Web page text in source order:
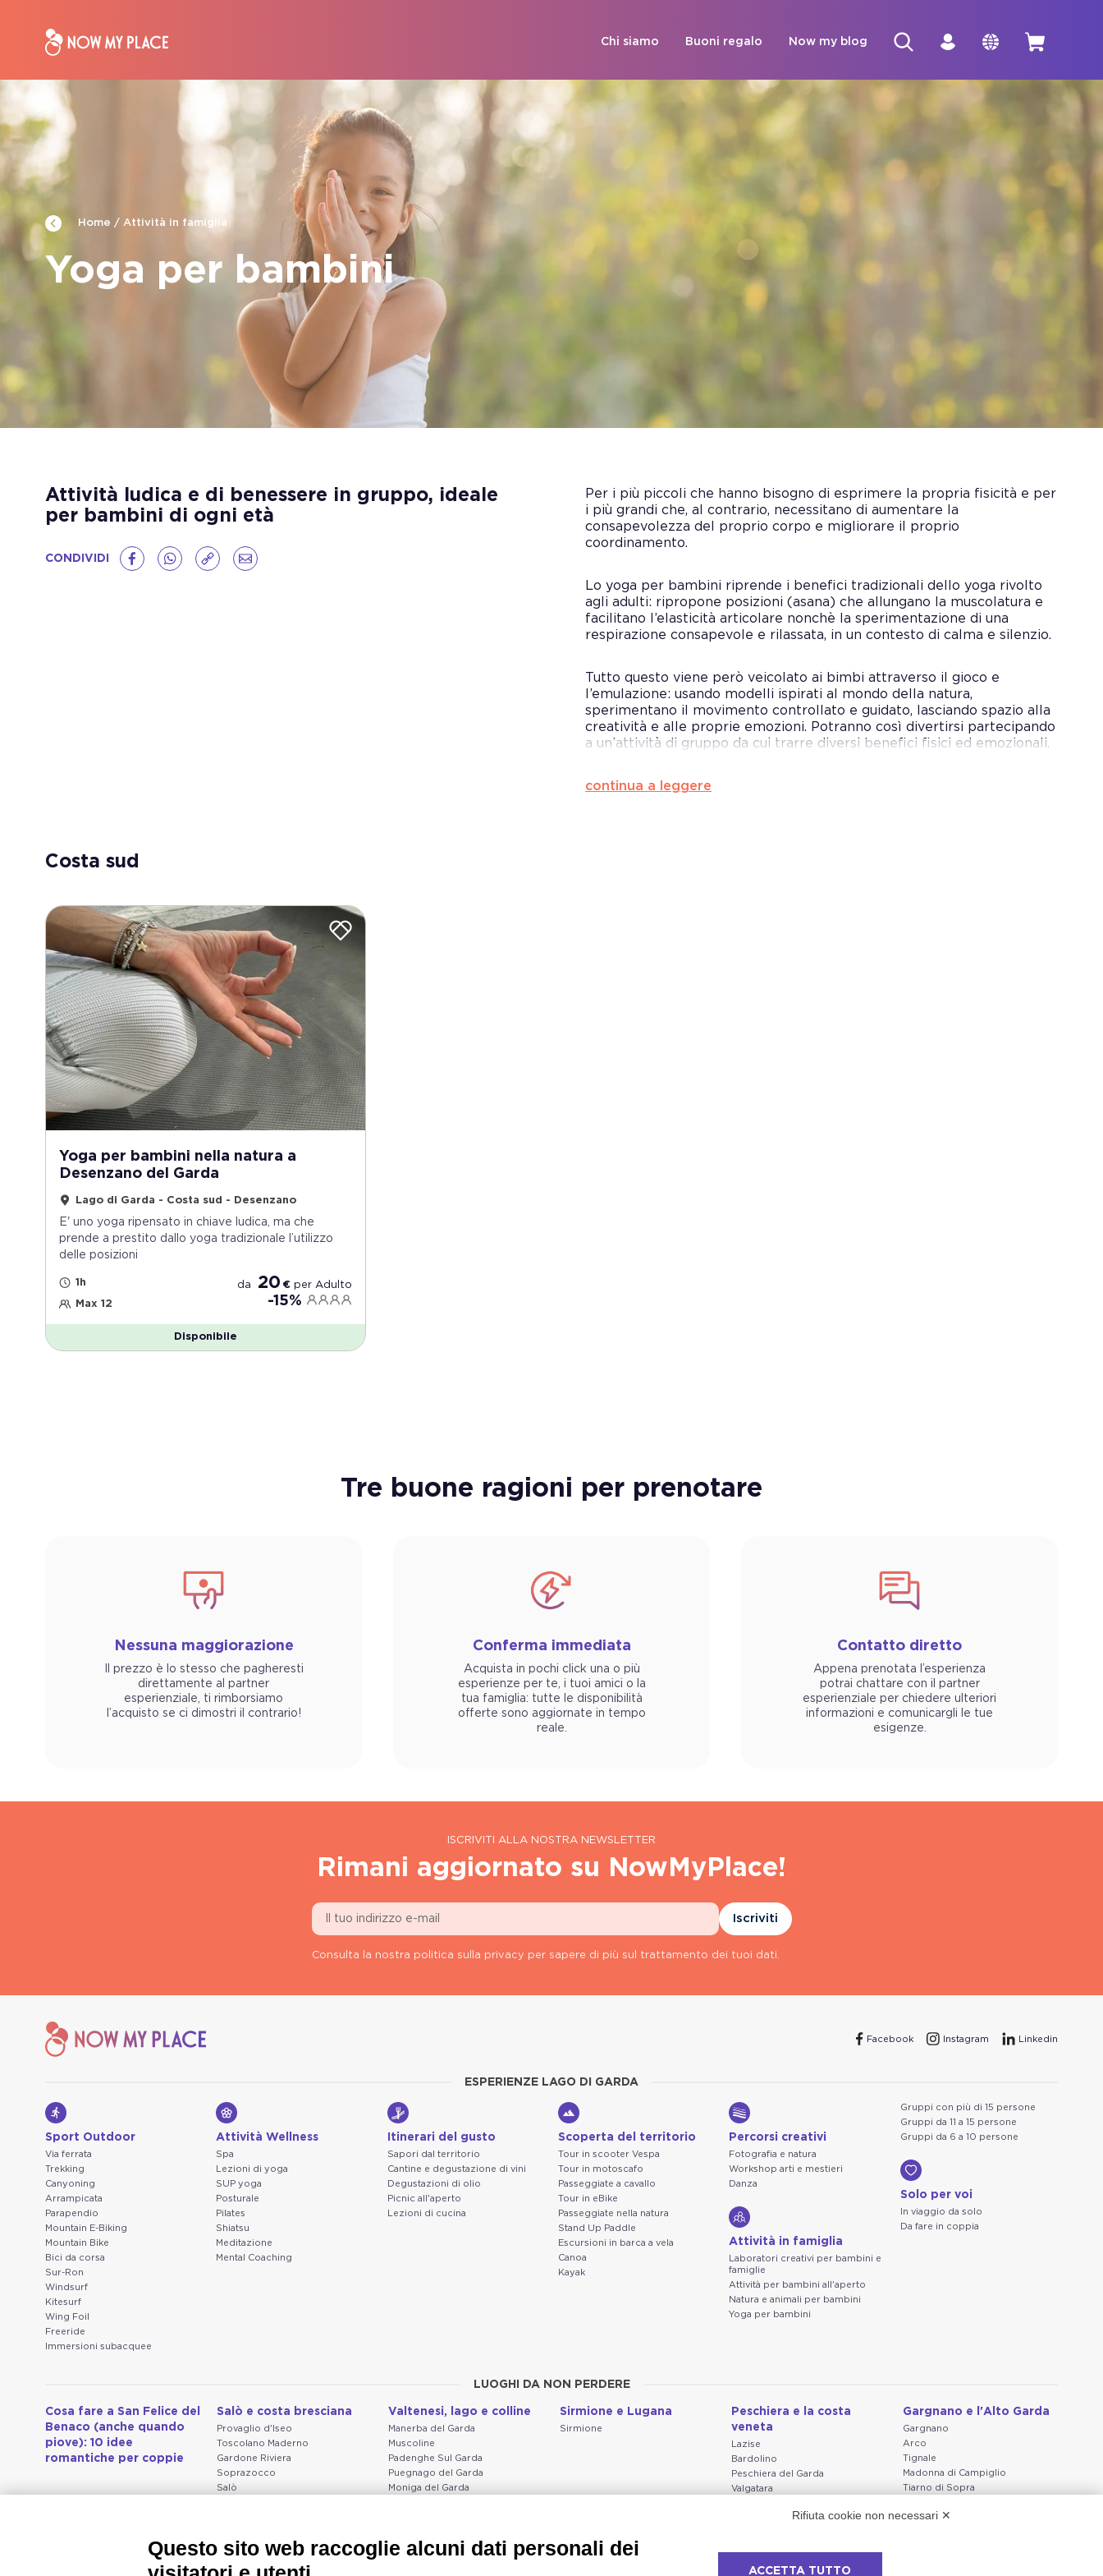
Chi siamo Buoni regalo Now my blog
Home Attività in famiglia
Yoga per bambini
Attività ludica e di benessere in gruppo, ideale
per bambini di ogni età
CONDIVIDI
Per i più piccoli che hanno bisogno di esprimere la propria fisicità e per
i più grandi che, al contrario, necessitano di aumentare la
consapevolezza del proprio corpo e migliorare il proprio
coordinamento.
Lo yoga per bambini riprende i benefici tradizionali dello yoga rivolto
agli adulti: ripropone posizioni (asana) che allungano la muscolatura e
facilitano l’elasticità articolare nonchè la sperimentazione di una
respirazione consapevole e rilassata, in un contesto di calma e silenzio.
Tutto questo viene però veicolato ai bimbi attraverso il gioco e
l’emulazione: usando modelli ispirati al mondo della natura,
sperimentano il movimento controllato e guidato, lasciando spazio alla
creatività e alle proprie emozioni. Potranno così divertirsi partecipando
a un’attività di gruppo da cui trarre diversi benefici fisici ed emozionali.
continua a leggere
Costa sud
Yoga per bambini nella natura a
Desenzano del Garda
Lago di Garda - Costa sud - Desenzano
E' uno yoga ripensato in chiave ludica, ma che
prende a prestito dallo yoga tradizionale l’utilizzo
delle posizioni
1h
Max 12
da 20 € per Adulto
-15%
Disponibile
Tre buone ragioni per prenotare
Nessuna maggiorazione
Il prezzo è lo stesso che pagheresti
direttamente al partner
esperienziale, ti rimborsiamo
l’acquisto se ci dimostri il contrario!
Conferma immediata
Acquista in pochi click una o più
esperienze per te, i tuoi amici o la
tua famiglia: tutte le disponibilità
offerte sono aggiornate in tempo
reale.
Contatto diretto
Appena prenotata l’esperienza
potrai chattare con il partner
esperienziale per chiedere ulteriori
informazioni e comunicargli le tue
esigenze.
ISCRIVITI ALLA NOSTRA NEWSLETTER
Rimani aggiornato su NowMyPlace!
Iscriviti
Consulta la nostra politica sulla privacy per sapere di più sul trattamento dei tuoi dati.
Facebook Instagram Linkedin
ESPERIENZE LAGO DI GARDA
Sport Outdoor
Via ferrata
Trekking
Canyoning
Arrampicata
Parapendio
Mountain E-Biking
Mountain Bike
Bici da corsa
Sur-Ron
Windsurf
Kitesurf
Wing Foil
Freeride
Immersioni subacquee
Attività Wellness
Spa
Lezioni di yoga
SUP yoga
Posturale
Pilates
Shiatsu
Meditazione
Mental Coaching
Itinerari del gusto
Sapori dal territorio
Cantine e degustazione di vini
Degustazioni di olio
Picnic all'aperto
Lezioni di cucina
Scoperta del territorio
Tour in scooter Vespa
Tour in motoscafo
Passeggiate a cavallo
Tour in eBike
Passeggiate nella natura
Stand Up Paddle
Escursioni in barca a vela
Canoa
Kayak
Percorsi creativi
Fotografia e natura
Workshop arti e mestieri
Danza
Attività in famiglia
Laboratori creativi per bambini e
famiglie
Attività per bambini all'aperto
Natura e animali per bambini
Yoga per bambini
Gruppi con più di 15 persone
Gruppi da 11 a 15 persone
Gruppi da 6 a 10 persone
Solo per voi
In viaggio da solo
Da fare in coppia
LUOGHI DA NON PERDERE
Cosa fare a San Felice del
Benaco (anche quando
piove): 10 idee
romantiche per coppie
Salò e costa bresciana
Provaglio d'Iseo
Toscolano Maderno
Gardone Riviera
Soprazocco
Salò
Bedizzole
Valtenesi, lago e colline
Manerba del Garda
Muscoline
Padenghe Sul Garda
Puegnago del Garda
Moniga del Garda
Sirmione e Lugana
Sirmione
Peschiera e la costa
veneta
Lazise
Bardolino
Peschiera del Garda
Valgatara
Valeggio sul Mincio
Gargnano e l'Alto Garda
Gargnano
Arco
Tignale
Madonna di Campiglio
Tiarno di Sopra
Nago-Torbole
Rifiuta cookie non necessari ✕
Questo sito web raccoglie alcuni dati personali dei
ACCETTA TUTTO